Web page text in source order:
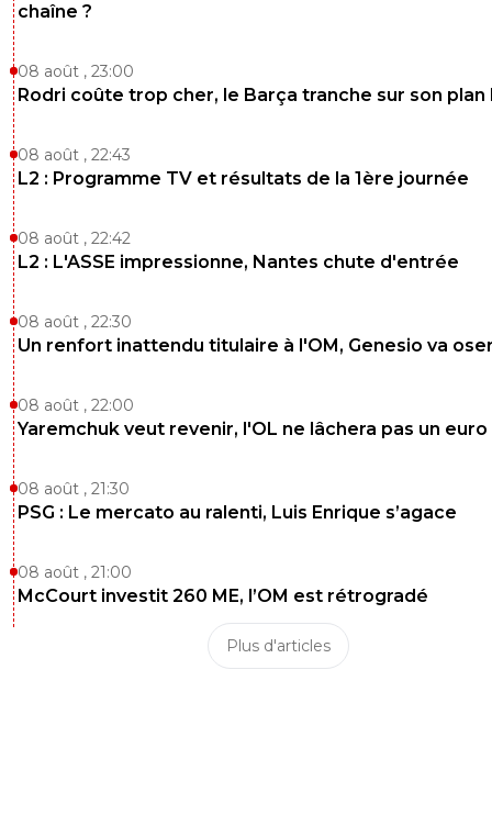
chaîne ?
08 août , 23:00
Rodri coûte trop cher, le Barça tranche sur son plan
08 août , 22:43
L2 : Programme TV et résultats de la 1ère journée
08 août , 22:42
L2 : L'ASSE impressionne, Nantes chute d'entrée
08 août , 22:30
Un renfort inattendu titulaire à l'OM, Genesio va
08 août , 22:00
Yaremchuk veut revenir, l'OL ne lâchera pas un euro
08 août , 21:30
PSG : Le mercato au ralenti, Luis Enrique s’agace
08 août , 21:00
McCourt investit 260 ME, l’OM est rétrogradé
Plus d'articles